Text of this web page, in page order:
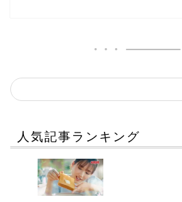
人気記事ランキング